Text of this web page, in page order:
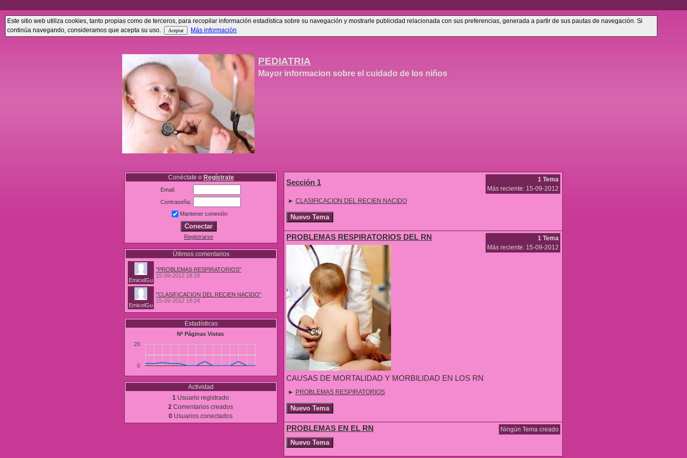
Este sitio web utiliza cookies, tanto propias como de terceros, para recopilar información estadística sobre su navegación y mostrarle publicidad relacionada con sus preferencias, generada a partir de sus pautas de navegación. Si
continúa navegando, consideramos que acepta su uso.
Más información
PEDIATRIA
Mayor informacion sobre el cuidado de los niños
Conéctate o Regístrate
Email:
Contraseña:
Mantener conexión
Registrarse
Últimos comentarios
EmicelGu
"PROBLEMAS RESPIRATORIOS"
15-09-2012 18:29
EmicelGu
"CLASIFICACION DEL RECIEN NACIDO"
15-09-2012 18:24
Estadísticas
Nº Páginas Vistas
0
20
Actividad
1Usuario registrado
2Comentarios creados
0Usuarios conectados
Sección 1
1 Tema
Más reciente: 15-09-2012
► CLASIFICACION DEL RECIEN NACIDO
PROBLEMAS RESPIRATORIOS DEL RN
CAUSAS DE MORTALIDAD Y MORBILIDAD EN LOS RN
1 Tema
Más reciente: 15-09-2012
► PROBLEMAS RESPIRATORIOS
PROBLEMAS EN EL RN Ningún Tema creado